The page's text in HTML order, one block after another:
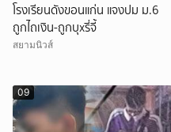
โรงเรียนดังขอนแก่น แจงปม ม.6
ถูกไถเงิน-ถูกบุxรี่จี้
สยามนิวส์
09